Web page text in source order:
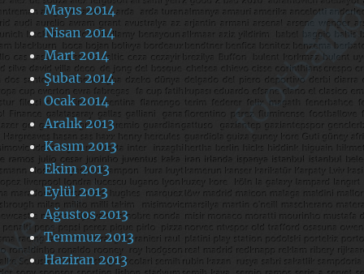
Mayıs 2014
Nisan 2014
Mart 2014
Şubat 2014
Ocak 2014
Aralık 2013
Kasım 2013
Ekim 2013
Eylül 2013
Ağustos 2013
Temmuz 2013
Haziran 2013